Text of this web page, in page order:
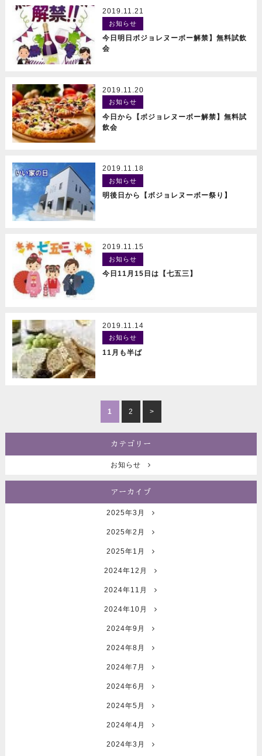
READ MORE
2019.11.21
お知らせ
今日明日ボジョレヌーボー解禁】無料試飲
会
READ MORE
2019.11.20
お知らせ
今日から【ボジョレヌーボー解禁】無料試
飲会
READ MORE
2019.11.18
お知らせ
明後日から【ボジョレヌーボー祭り】
READ MORE
2019.11.15
お知らせ
今日11月15日は【七五三】
READ MORE
2019.11.14
お知らせ
11月も半ば
1 2 >
カテゴリー
お知らせ
アーカイブ
2025年3月
2025年2月
2025年1月
2024年12月
2024年11月
2024年10月
2024年9月
2024年8月
2024年7月
2024年6月
2024年5月
2024年4月
2024年3月